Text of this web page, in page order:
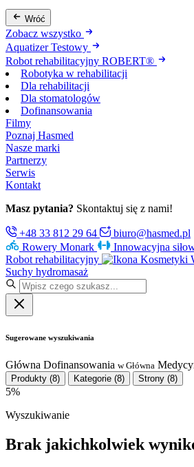
Wróć
Zobacz wszystko
Aquatizer Testowy
Robot rehabilitacyjny ROBERT®
Robotyka w rehabilitacji
Dla rehabilitacji
Dla stomatologów
Dofinansowania
Filmy
Poznaj Hasmed
Nasze marki
Partnerzy
Serwis
Kontakt
Masz pytania? Skontaktuj się z nami!
+48 33 812 29 64
biuro@hasmed.pl
Rowery Monark
Innowacyjna
Robot rehabilitacyjny
Kosmetyki
Suchy hydromasaż
Sugerowane wyszukiwania
Główna Dofinansowania w Główna
Produkty (8) Kategorie (8) Strony (8)
5%
Wyszukiwanie
Brak jakichkolwiek